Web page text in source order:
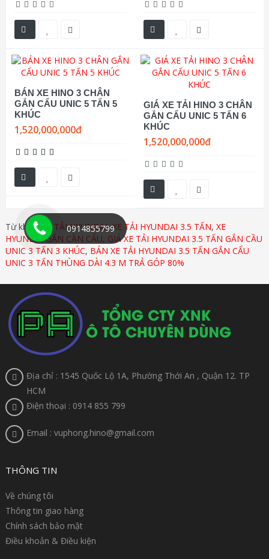
BÁN XE HINO 3 CHÂN
GẮN CẨU UNIC 5 TẤN 5
KHÚC
1,520,000,000đ
GIÁ XE TẢI HINO 3 CHÂN
GẮN CẨU UNIC 5 TẤN 6
KHÚC
1,520,000,000đ
Từ khóa: XE TẢI HYUNDAI,XE TẢI HYUNDAI 3.5 TẤN, XE
HYUNDAI GẮN CẦN CẨU, GIÁ XE TẢI HYUNDAI 3.5 TẤN GẮN CẦU
UNIC 3 TẤN 3 KHÚC, BÁN XE TẢI HYUNDAI 3.5 TẤN GẮN CẨU
UNIC 3 TẤN THÙNG DÀI 4.3 M TRẢ GÓP 80%
Địa chỉ : 1545 Quốc Lộ 1A, Phường Thới An , Quận 12. TP
HCM
Điện thoại : 0914 855 799
Email : vuphong.hino@gmail.com
THÔNG TIN
Về chúng tôi
Thông tin giao hàng
Chính sách bảo mật
Điều khoản & Điều kiện
0914855799